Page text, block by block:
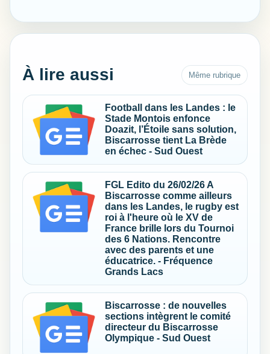
À lire aussi Même rubrique
Football dans les Landes : le
Stade Montois enfonce
Doazit, l’Étoile sans solution,
Biscarrosse tient La Brède
en échec - Sud Ouest
FGL Edito du 26/02/26 A
Biscarrosse comme ailleurs
dans les Landes, le rugby est
roi à l'heure où le XV de
France brille lors du Tournoi
des 6 Nations. Rencontre
avec des parents et une
éducatrice. - Fréquence
Grands Lacs
Biscarrosse : de nouvelles
sections intègrent le comité
directeur du Biscarrosse
Olympique - Sud Ouest